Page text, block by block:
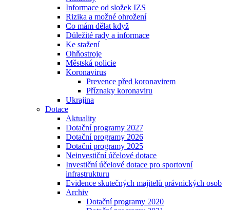
Informace od složek IZS
Rizika a možné ohrožení
Co mám dělat když
Důležité rady a informace
Ke stažení
Ohňostroje
Městská policie
Koronavirus
Prevence před koronavirem
Příznaky koronaviru
Ukrajina
Dotace
Aktuality
Dotační programy 2027
Dotační programy 2026
Dotační programy 2025
Neinvestiční účelové dotace
Investiční účelové dotace pro sportovní
infrastrukturu
Evidence skutečných majitelů právnických osob
Archiv
Dotační programy 2020